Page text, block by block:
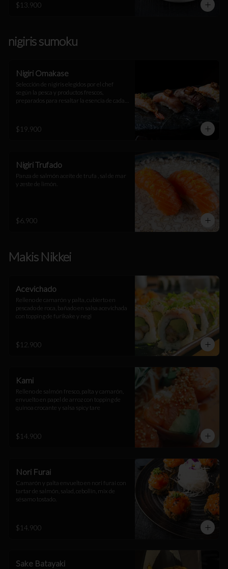
$13.900
nigiris sumoku
Nigiri Omakase
Selección de nigiris elegidos por el chef
según la pesca y productos frescos,
preparados para resaltar la esencia de cada
$19.900
Nigiri Trufado
Panza de salmón aceite de trufa , sal de mar
y zeste de limón.
$6.900
Makis Nikkei
Acevichado
Relleno de camarón y palta, cubierto en
pescado de roca, bañado en salsa acevichada
con topping de furikake y negi
$12.900
Kami
Relleno de salmón fresco, palta y camarón,
envuelto en papel de arroz con topping de
quinoa crocante y salsa spicy tare
$14.900
Nori Furai
Camarón y palta envuelto en nori furai con
tartar de salmón, salad, cebollín, mix de
sésamo tostado.
$14.900
Sake Batayaki